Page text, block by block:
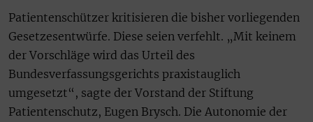
Patientenschützer kritisieren die bisher vorliegenden
Gesetzesentwürfe. Diese seien verfehlt. „Mit keinem
der Vorschläge wird das Urteil des
Bundesverfassungsgerichts praxistauglich
umgesetzt“, sagte der Vorstand der Stiftung
Patientenschutz, Eugen Brysch. Die Autonomie der